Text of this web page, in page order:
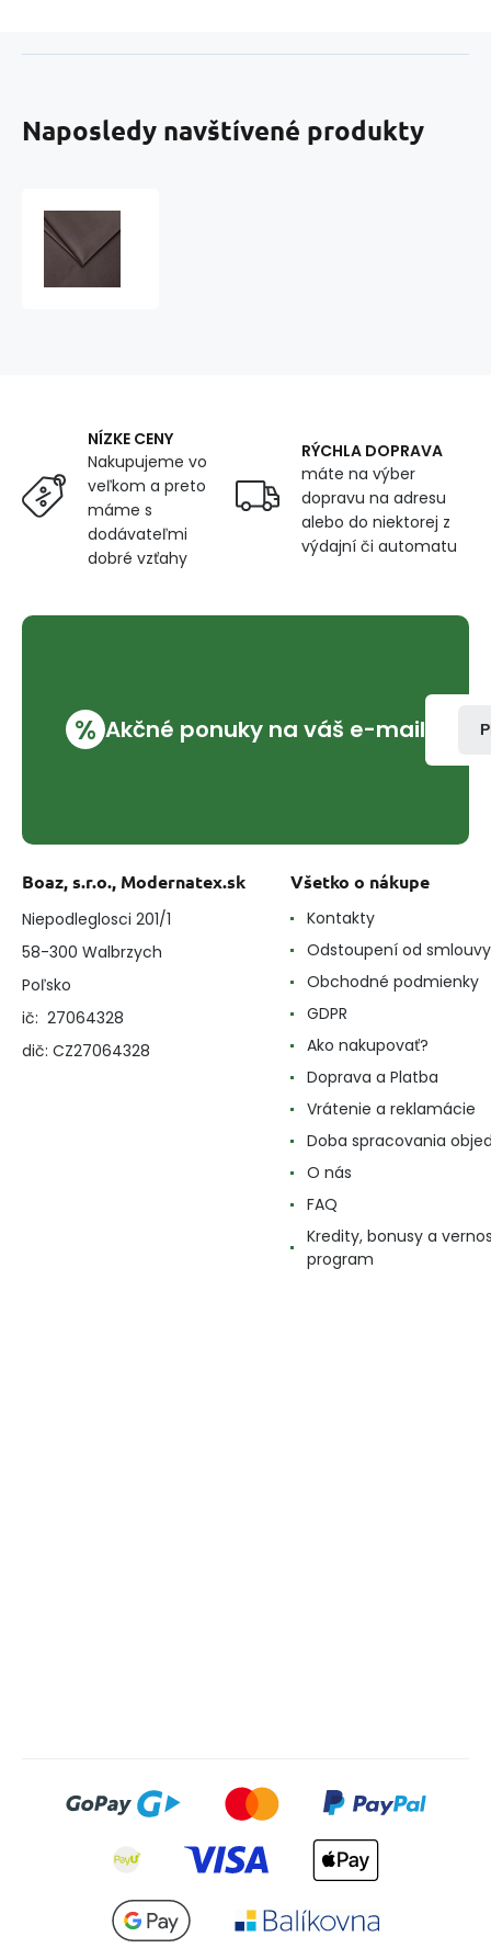
Naposledy navštívené produkty
Pet
Proof,
Elephant
NÍZKE CENY
Nakupujeme vo
veľkom a preto
máme s
dodávateľmi
dobré vzťahy
RÝCHLA DOPRAVA
máte na výber
dopravu na adresu
alebo do niektorej z
výdajní či automatu
% Akčné ponuky na váš e-mail
Boaz, s.r.o., Modernatex.sk
Niepodleglosci 201/1
58-300 Walbrzych
Poľsko
ič: 27064328
dič: CZ27064328
Všetko o nákupe
Kontakty
Odstoupení od smlouvy
Obchodné podmienky
GDPR
Ako nakupovať?
Doprava a Platba
Vrátenie a reklamácie
Doba spracovania
O nás
FAQ
Kredity, bonusy a
program